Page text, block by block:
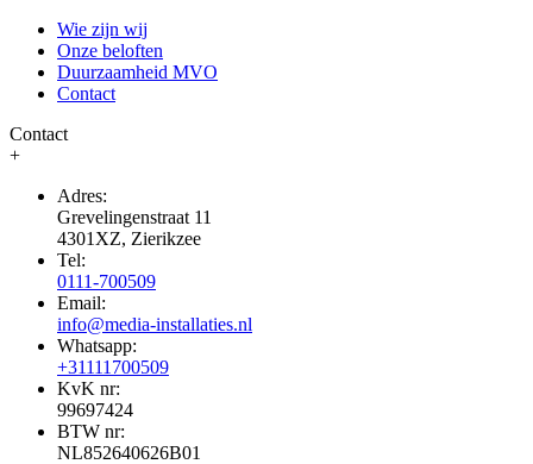
Wie zijn wij
Onze beloften
Duurzaamheid MVO
Contact
Contact
+
Adres:
Grevelingenstraat 11
4301XZ, Zierikzee
Tel:
0111-700509
Email:
info@media-installaties.nl
Whatsapp:
+31111700509
KvK nr:
99697424
BTW nr:
NL852640626B01